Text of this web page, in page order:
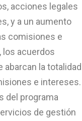
acciones legales
y a un aumento
comisiones e
los acuerdos
la totalidad
e intereses.
del programa
de gestión